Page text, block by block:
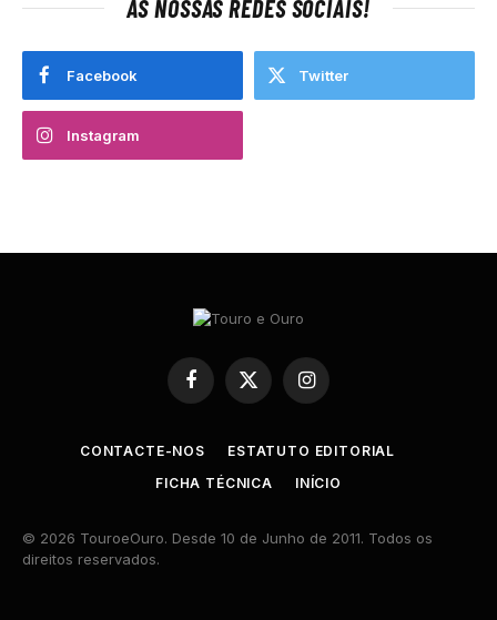
AS NOSSAS REDES SOCIAIS!
Facebook Twitter
Instagram
Facebook
X
Instagram
CONTACTE-NOS
ESTATUTO EDITORIAL
FICHA TÉCNICA
INÍCIO
© 2026 TouroeOuro. Desde 10 de Junho de 2011. Todos os
direitos reservados.